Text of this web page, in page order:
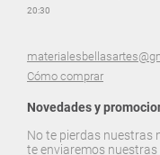
20:30
Cómo comprar
Novedades y
No te pierdas nuestras
te enviaremos nuestras